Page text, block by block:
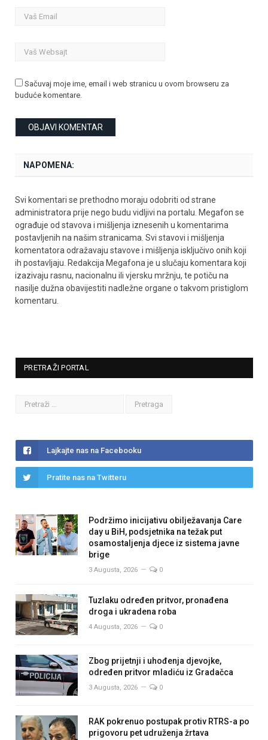
Sačuvaj moje ime, email i web stranicu u ovom browseru za
buduće komentare.
NAPOMENA:
Svi komentari se prethodno moraju odobriti od strane
administratora prije nego budu vidljivi na portalu. Megafon se
ograđuje od stavova i mišljenja iznesenih u komentarima
postavljenih na našim stranicama. Svi stavovi i mišljenja
komentatora odražavaju stavove i mišljenja isključivo onih koji
ih postavljaju. Redakcija Megafona je u slučaju komentara koji
izazivaju rasnu, nacionalnu ili vjersku mržnju, te potiču na
nasilje dužna obavijestiti nadležne organe o takvom pristiglom
komentaru.
PRETRAŽI PORTAL
Lajkajte nas na Facebooku
Pratite nas na Twitteru
Podržimo inicijativu obilježavanja Care
day u BiH, podsjetnika na težak put
osamostaljenja djece iz sistema javne
brige
3 Augusta, 2026 0
Tuzlaku određen pritvor, pronađena
droga i ukradena roba
4 Augusta, 2026 0
Zbog prijetnji i uhođenja djevojke,
određen pritvor mladiću iz Gradačca
3 Augusta, 2026 0
RAK pokrenuo postupak protiv RTRS-a po
prigovoru pet udruženja žrtava